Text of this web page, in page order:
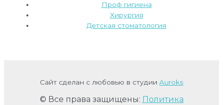
Проф гигиена
Хирургия
Детская стоматология
Сайт сделан с любовью в студии Auroks
© Все права защищены: Политика